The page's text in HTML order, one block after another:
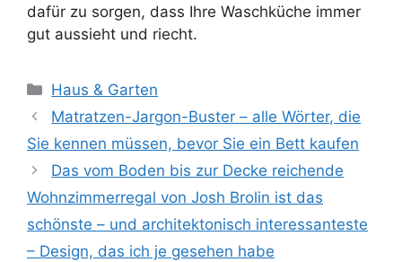
dafür zu sorgen, dass Ihre Waschküche immer
gut aussieht und riecht.
Kategorien
Haus & Garten
Matratzen-Jargon-Buster – alle Wörter, die
Sie kennen müssen, bevor Sie ein Bett kaufen
Das vom Boden bis zur Decke reichende
Wohnzimmerregal von Josh Brolin ist das
schönste – und architektonisch interessanteste
– Design, das ich je gesehen habe